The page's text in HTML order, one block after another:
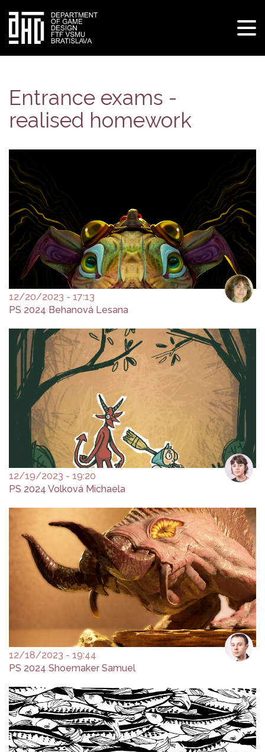
main
content
Entrance exams -
realised homework
12/20/2023 - 17:13
PS 2024 Behanová Lesana
12/19/2023 - 19:20
PS 2024 Volková Michaela
12/18/2023 - 19:44
PS 2024 Shoemaker Samuel